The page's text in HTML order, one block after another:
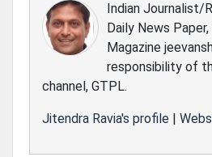
Indian Journalist/
Daily News
Magazine
responsibility of
channel, GTPL.
Jitendra Ravia's profile |